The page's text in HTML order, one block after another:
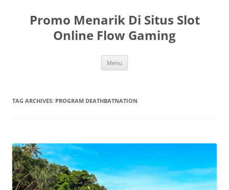
contentPromo Menarik Di Situs Slot
Online Flow Gaming
Menu
TAG ARCHIVES: PROGRAM DEATHBATNATION